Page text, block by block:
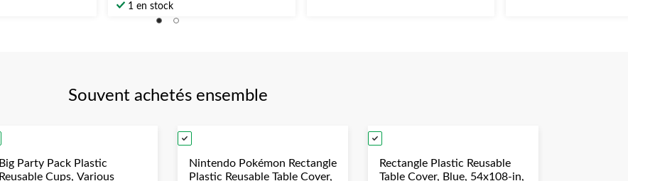
1 en stock
Souvent achetés ensemble
Big Party Pack Plastic
Reusable Cups, Various
Nintendo Pokémon Rectangle
Plastic Reusable Table Cover,
Rectangle Plastic Reusable
Table Cover, Blue, 54x108-in,